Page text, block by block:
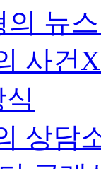
뉴
사건
상담